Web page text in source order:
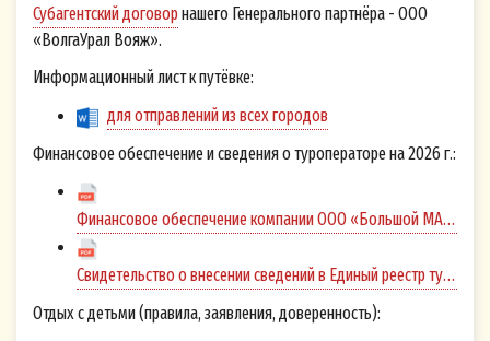
Субагентский договорнашего Генерального партнёра - ООО
«ВолгаУрал Вояж».
Информационный лист к путёвке:
для отправлений из всех городов
Финансовое обеспечение и сведения о туроператоре на 2026 г.:
Финансовое обеспечение компании ООО «Большой МАЯК»
Свидетельство о внесении сведений в Единый реестр туроператоров
Отдых с детьми (правила, заявления, доверенность):